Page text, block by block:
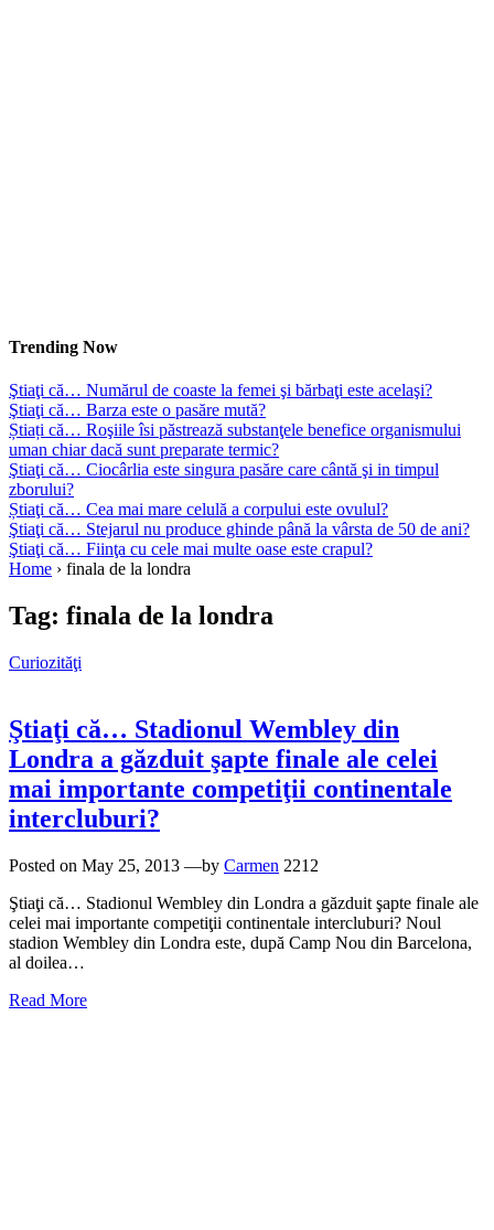
Trending Now
Ştiaţi că… Numărul de coaste la femei şi bărbaţi este acelaşi?
Ştiaţi că… Barza este o pasăre mută?
Știați că… Roşiile îsi păstrează substanţele benefice organismului
uman chiar dacă sunt preparate termic?
Ştiaţi că… Ciocârlia este singura pasăre care cântă şi in timpul
zborului?
Știaţi că… Cea mai mare celulă a corpului este ovulul?
Ştiaţi că… Stejarul nu produce ghinde până la vârsta de 50 de ani?
Ştiaţi că… Fiinţa cu cele mai multe oase este crapul?
Home › finala de la londra
Tag: finala de la londra
Curiozităţi
Ştiaţi că… Stadionul Wembley din
Londra a găzduit şapte finale ale celei
mai importante competiţii continentale
intercluburi?
Posted on May 25, 2013 —by Carmen 2212
Ştiaţi că… Stadionul Wembley din Londra a găzduit şapte finale ale
celei mai importante competiţii continentale intercluburi? Noul
stadion Wembley din Londra este, după Camp Nou din Barcelona,
al doilea…
Read More